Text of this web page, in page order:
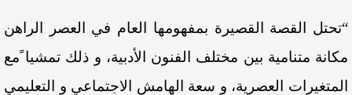
“تحتل القصة القصيرة بمفهومها العام في العصر الراهن
مكانة متنامية بين مختلف الفنون الأدبية، و ذلك تمشيا ًمع
المتغيرات العصرية، و سعة الهامش الاجتماعي و التعليمي